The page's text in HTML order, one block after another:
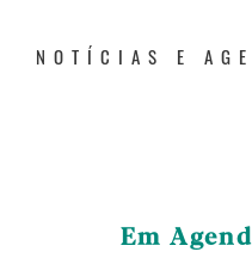
NOTÍCIAS E
Em